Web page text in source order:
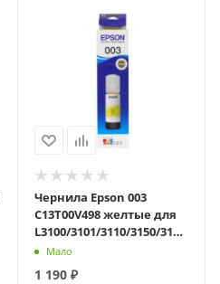
Чернила Epson 003
C13T00V498 желтые для
L3100/3101/3110/3150/3151
(C13T00V498 Азия)
Мало
1 190₽